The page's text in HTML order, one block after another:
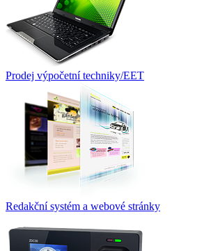
Prodej výpočetní techniky/EET
Redakční systém a webové stránky